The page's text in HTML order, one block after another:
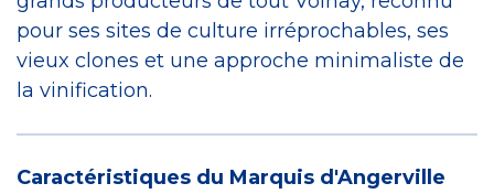
pour ses sites de culture irréprochables, ses
vieux clones et une approche minimaliste de
la vinification.
Caractéristiques du Marquis d'Angerville